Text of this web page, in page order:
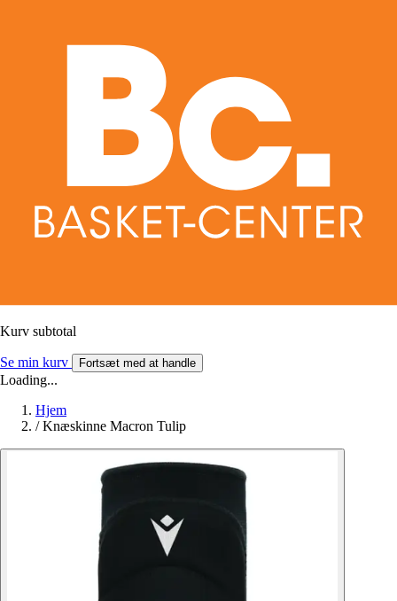
Kurv subtotal
Se min kurv Fortsæt med at handle
Loading...
Hjem
/ Knæskinne Macron Tulip